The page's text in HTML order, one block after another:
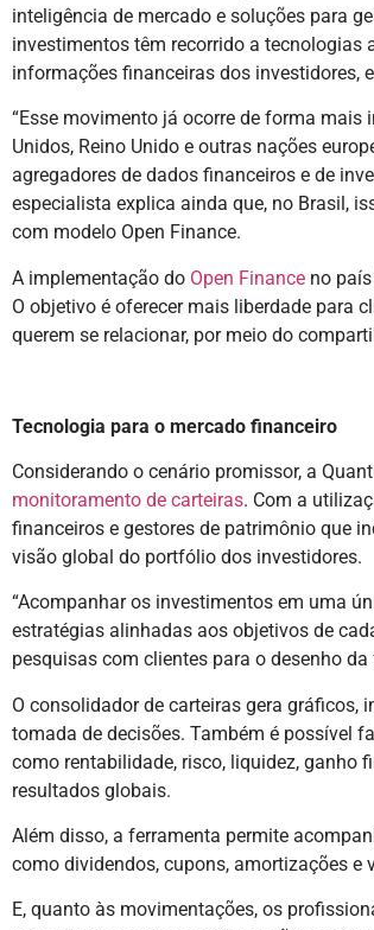
inteligência de mercado e soluções para
investimentos têm recorrido a
informações financeiras dos investidores,
“Esse movimento já ocorre de forma
Unidos, Reino Unido e outras nações
agregadores de dados financeiros e de
especialista explica ainda que, no Brasil,
com modelo Open Finance.
A implementação do Open Finance no
O objetivo é oferecer mais liberdade para
querem se relacionar, por meio do
Tecnologia para o mercado financeiro
Considerando o cenário promissor, a
monitoramento de carteiras. Com a
financeiros e gestores de patrimônio que
visão global do portfólio dos investidores.
“Acompanhar os investimentos em uma
estratégias alinhadas aos objetivos de
pesquisas com clientes para o desenho
O consolidador de carteiras gera gráficos,
tomada de decisões. Também é possível
como rentabilidade, risco, liquidez, ganho
resultados globais.
Além disso, a ferramenta permite
como dividendos, cupons, amortizações e
E, quanto às movimentações, os